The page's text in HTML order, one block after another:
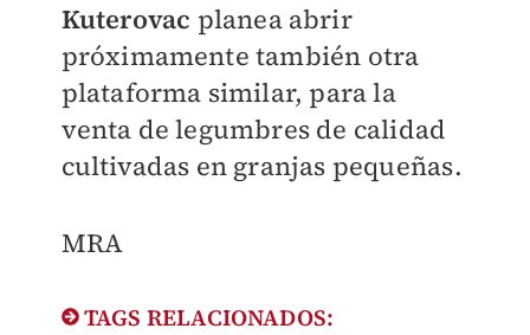
Kuterovac planea abrir
próximamente también otra
plataforma similar, para la
venta de legumbres de calidad
cultivadas en granjas pequeñas.
MRA
TAGS RELACIONADOS: